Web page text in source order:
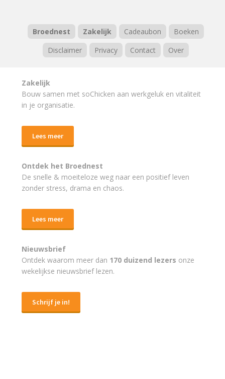
Broednest Zakelijk Cadeaubon
Boeken
Disclaimer
Privacy Contact Over
Zakelijk
Bouw samen met soChicken aan werkgeluk en vitaliteit
in je organisatie.
Lees meer
Ontdek het Broednest
De snelle & moeiteloze weg naar een positief leven
zonder stress, drama en chaos.
Lees meer
Nieuwsbrief
Ontdek waarom meer dan 170 duizend lezers onze
wekelijkse nieuwsbrief lezen.
Schrijf je in!